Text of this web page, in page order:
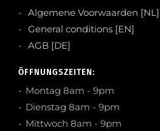
Algemene Voorwaarden [NL]
General conditions [EN]
AGB [DE]
ÖFFNUNGSZEITEN:
Montag 8am - 9pm
Dienstag 8am - 9pm
Mittwoch 8am - 9pm